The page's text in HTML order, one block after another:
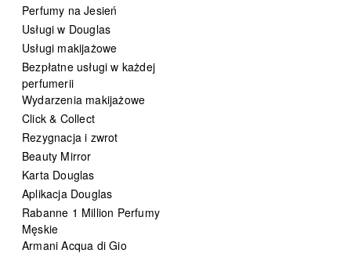
Perfumy na Jesień
Usługi w Douglas
Usługi makijażowe
Bezpłatne usługi w każdej
perfumerii
Wydarzenia makijażowe
Click & Collect
Rezygnacja i zwrot
Beauty Mirror
Karta Douglas
Aplikacja Douglas
Rabanne 1 Million Perfumy
Męskie
Armani Acqua di Gio